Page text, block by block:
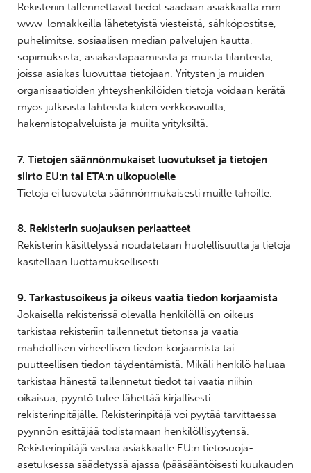
Rekisteriin tallennettavat tiedot saadaan asiakkaalta mm.
www-lomakkeilla lähetetyistä viesteistä, sähköpostitse,
puhelimitse, sosiaalisen median palvelujen kautta,
sopimuksista, asiakastapaamisista ja muista tilanteista,
joissa asiakas luovuttaa tietojaan. Yritysten ja muiden
organisaatioiden yhteyshenkilöiden tietoja voidaan kerätä
myös julkisista lähteistä kuten verkkosivuilta,
hakemistopalveluista ja muilta yrityksiltä.
7. Tietojen säännönmukaiset luovutukset ja tietojen
siirto EU:n tai ETA:n ulkopuolelle
Tietoja ei luovuteta säännönmukaisesti muille tahoille.
8. Rekisterin suojauksen periaatteet
Rekisterin käsittelyssä noudatetaan huolellisuutta ja tietoja
käsitellään luottamuksellisesti.
9. Tarkastusoikeus ja oikeus vaatia tiedon korjaamista
Jokaisella rekisterissä olevalla henkilöllä on oikeus
tarkistaa rekisteriin tallennetut tietonsa ja vaatia
mahdollisen virheellisen tiedon korjaamista tai
puutteellisen tiedon täydentämistä. Mikäli henkilö haluaa
tarkistaa hänestä tallennetut tiedot tai vaatia niihin
oikaisua, pyyntö tulee lähettää kirjallisesti
rekisterinpitäjälle. Rekisterinpitäjä voi pyytää tarvittaessa
pyynnön esittäjää todistamaan henkilöllisyytensä.
Rekisterinpitäjä vastaa asiakkaalle EU:n tietosuoja-
asetuksessa säädetyssä ajassa (pääsääntöisesti kuukauden